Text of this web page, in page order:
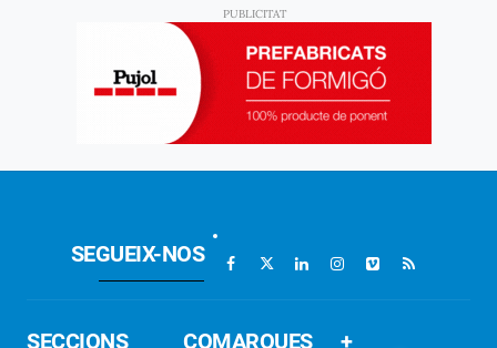
SEGUEIX-NOS
SECCIONS COMARQUES
+